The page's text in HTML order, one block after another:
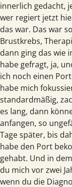
innerlich gedacht,
wer regiert jetzt
das war. Das war
Brustkrebs,
dann ging das wie
habe gefragt, ja,
ich noch einen
habe mich
standardmäßig,
es lang, dann
anfangen, so
Tage später, bis
habe den Port
gehabt. Und in
du mich vor zwei
wenn du die